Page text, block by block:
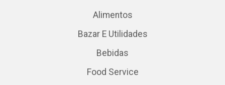
Alimentos
Bazar E Utilidades
Bebidas
Food Service